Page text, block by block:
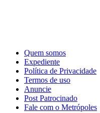
Quem somos
Expediente
Política de Privacidade
Termos de uso
Anuncie
Post Patrocinado
Fale com o Metrópoles